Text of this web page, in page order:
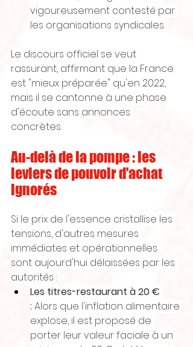
vigoureusement contesté par
les organisations syndicales.
Le discours officiel se veut
rassurant, affirmant que la France
est "mieux préparée" qu'en 2022,
mais il se cantonne à une phase
d'écoute sans annonces
concrètes.
Au-delà de la pompe : les
leviers de pouvoir d'achat
ignorés
Si le prix de l'essence cristallise les
tensions, d'autres mesures
immédiates et opérationnelles
sont aujourd'hui délaissées par les
autorités :
Les titres-restaurant à 20 €
: Alors que l'inflation alimentaire
explose, il est proposé de
porter leur valeur faciale à un